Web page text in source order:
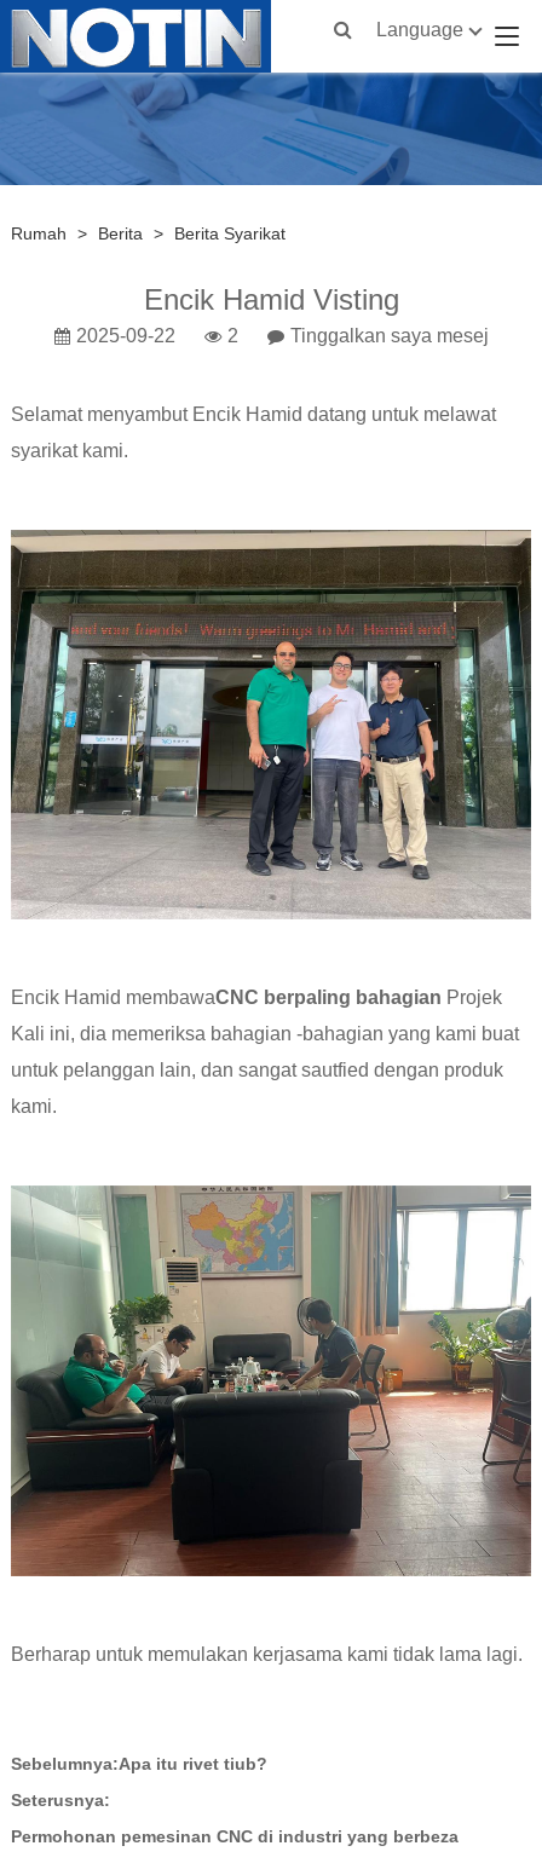
Language
Rumah > Berita > Berita Syarikat
Encik Hamid Visting
2025-09-22 2 Tinggalkan saya mesej
Selamat menyambut Encik Hamid datang untuk melawat
syarikat kami.
Encik Hamid membawaCNC berpaling bahagian Projek
Kali ini, dia memeriksa bahagian -bahagian yang kami buat
untuk pelanggan lain, dan sangat sautfied dengan produk
kami.
Berharap untuk memulakan kerjasama kami tidak lama lagi.
Sebelumnya:Apa itu rivet tiub?
Seterusnya:
Permohonan pemesinan CNC di industri yang berbeza